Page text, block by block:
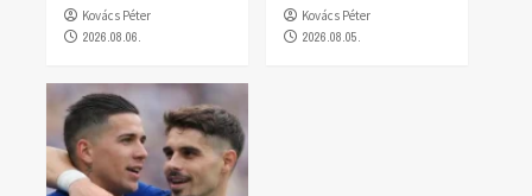
Kovács Péter
2026.08.06.
Kovács Péter
2026.08.05.